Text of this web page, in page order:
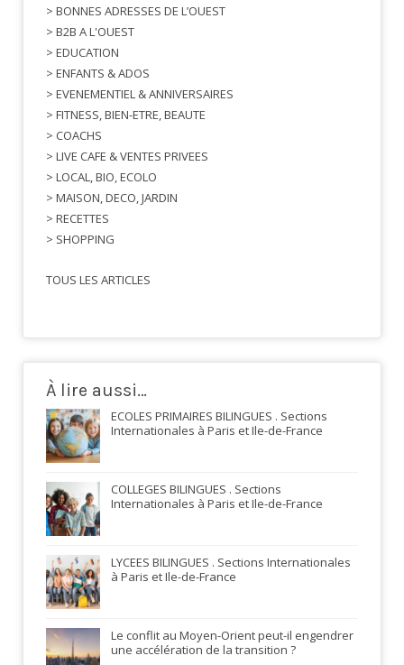
> BONNES ADRESSES DE L’OUEST
> B2B A L'OUEST
> EDUCATION
> ENFANTS & ADOS
> EVENEMENTIEL & ANNIVERSAIRES
> FITNESS, BIEN-ETRE, BEAUTE
> COACHS
> LIVE CAFE & VENTES PRIVEES
> LOCAL, BIO, ECOLO
> MAISON, DECO, JARDIN
> RECETTES
> SHOPPING
TOUS LES ARTICLES
À lire aussi…
ECOLES PRIMAIRES BILINGUES . Sections
Internationales à Paris et Ile-de-France
COLLEGES BILINGUES . Sections
Internationales à Paris et Ile-de-France
LYCEES BILINGUES . Sections Internationales
à Paris et Ile-de-France
Le conflit au Moyen-Orient peut-il engendrer
une accélération de la transition ?